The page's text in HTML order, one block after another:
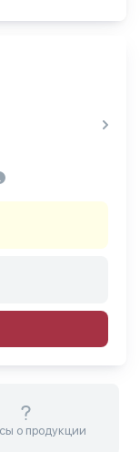
о продукции